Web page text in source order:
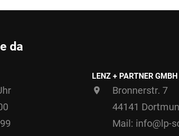
da
LENZ + PARTNER GMBH
Bronnerstr. 7
44141
Mail: info@lp-